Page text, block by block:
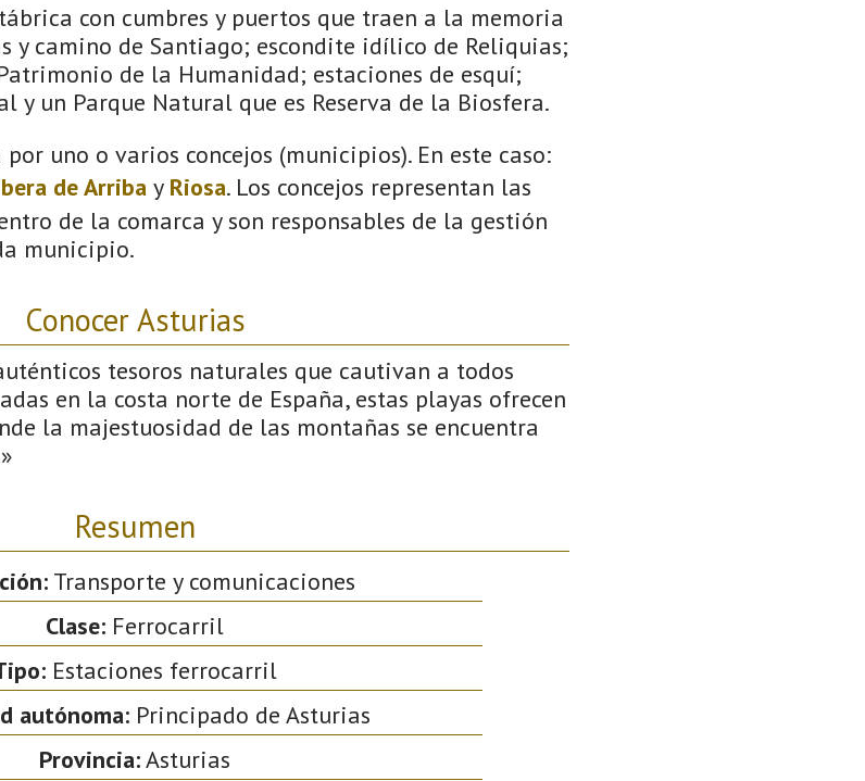
con cumbres y puertos que traen a la memoria
y camino de Santiago; escondite idílico de Reliquias;
de la Humanidad; estaciones de esquí;
un Parque Natural que es Reserva de la Biosfera.
uno o varios concejos (municipios). En este caso:
de Arriba y Riosa. Los concejos representan las
de la comarca y son responsables de la gestión
municipio.
Conocer Asturias
tesoros naturales que cautivan a todos
en la costa norte de España, estas playas ofrecen
la majestuosidad de las montañas se encuentra
Resumen
Transporte y comunicaciones
Clase: Ferrocarril
Estaciones ferrocarril
autónoma: Principado de Asturias
Provincia:Asturias